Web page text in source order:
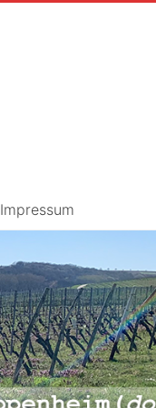
Impressum